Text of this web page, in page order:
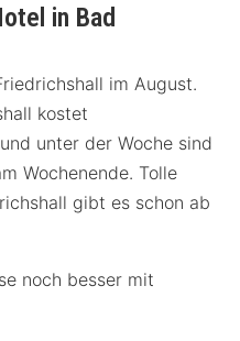
in Bad
im August.
kostet
unter der Woche sind
Wochenende. Tolle
gibt es schon ab
noch besser mit